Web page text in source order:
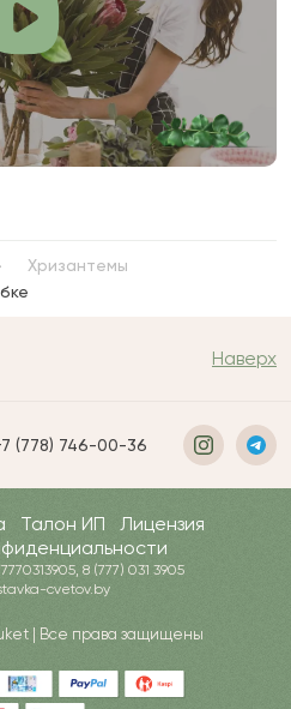
Хризантемы
Наверх
(778) 746-00-36
Талон ИП
Лицензия
8 (777) 031 3905
cvetov.by
| Все права защищены